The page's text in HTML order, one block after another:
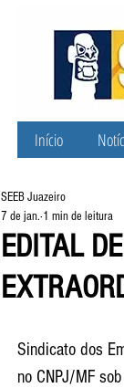
Início
EDITAL
SEEB Juazeiro
7 de jan. 1 min de leitura
Sindicato dos
no CNPJ/MF